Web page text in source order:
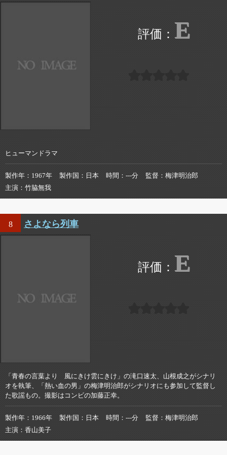
E
ヒューマンドラマ
製作年 1967年 製作国 日本 時間 ---分 監督
梅津明治郎
主演
竹脇無我
8 さよなら列車
E
「青春の言葉より 風にきけ雲にきけ」の滝口速太、山根成之がシナリ
オを執筆、「熱い血の男」の梅津明治郎がシナリオにも参加して監督し
た歌謡もの。撮影はコンビの加藤正幸。
製作年 1966年 製作国 日本 時間 ---分 監督
梅津明治郎
主演
香山美子